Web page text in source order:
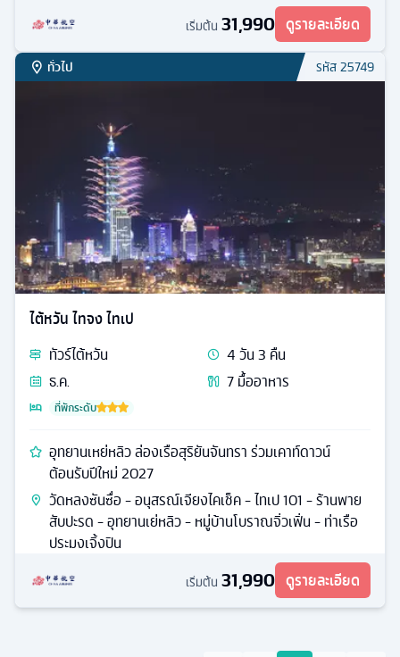
เริ่มต้น 31,990 ดูรายละเอียด
ทั่วไป รหัส25749
ไต้หวัน ไทจง ไทเป
ทัวร์ไต้หวัน 4วัน3 คืน
ธ.ค.
7มื้ออาหาร
ที่พักระดับ
อุทยานเหย่หลิว ล่องเรือสุริยันจันทรา ร่วมเคาท์ดาวน์
ต้อนรับปีใหม่ 2027
วัดหลงซันซื่อ - อนุสรณ์เจียงไคเช็ค - ไทเป 101 - ร้านพาย
สับปะรด - อุทยานเย่หลิว - หมู่บ้านโบราณจิ่วเฟิ่น - ท่าเรือ
ประมงเจิ้งปิน
เริ่มต้น 31,990 ดูรายละเอียด